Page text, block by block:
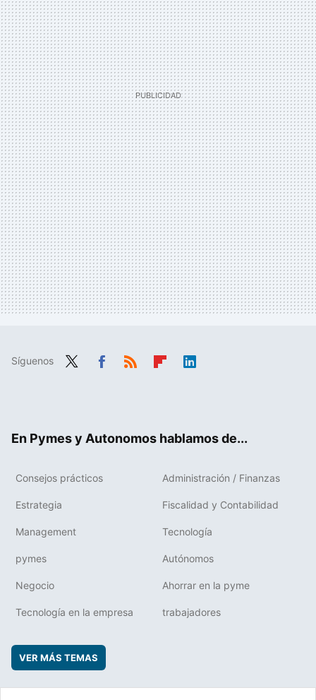
Síguenos
En Pymes y Autonomos hablamos de...
Consejos prácticos Administración / Finanzas
Estrategia Fiscalidad y Contabilidad
Management Tecnología
pymes Autónomos
Negocio Ahorrar en la pyme
Tecnología en la empresa trabajadores
VER MÁS TEMAS